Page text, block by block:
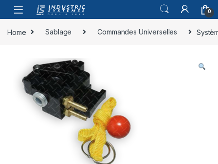
Skip to navigation
Skip to content
0
Home Sablage Commandes Universelles